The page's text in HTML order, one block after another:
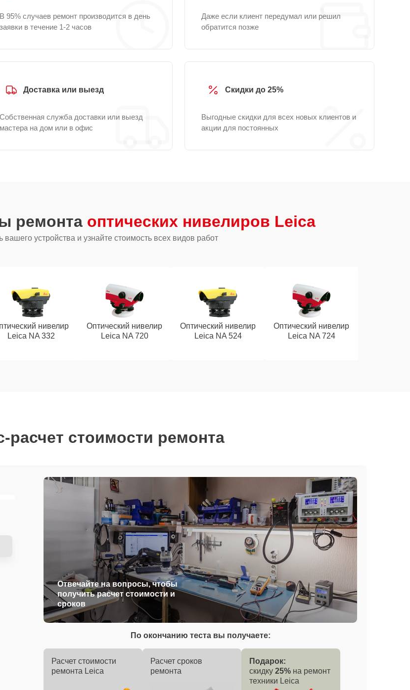
В 95% случаев ремонт производится в день
заявки в течение 1-2 часов
Даже если клиент передумал или решил
обратится позже
Доставка или выезд
Собственная служба доставки или выезд
мастера на дом или в офис
Скидки до 25%
Выгодные скидки для всех новых клиентов и
акции для постоянных
ремонта оптических нивелиров Leica
устройства и узнайте стоимость всех видов работ
нивелир
Leica NA 332
Оптический нивелир
Leica NA 720
Оптический нивелир
Leica NA 524
Оптический нивелир
Leica NA 724
расчет стоимости ремонта
Отвечайте на вопросы, чтобы
получить расчет стоимости и
сроков
По окончанию теста вы получаете:
Расчет стоимости
ремонта Leica
Расчет сроков
ремонта
Подарок:
скидку 25% на ремонт
техники Leica